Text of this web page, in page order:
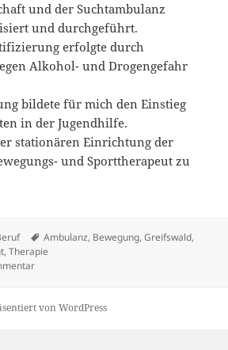
und der Suchtambulanz
und durchgeführt.
erfolgte durch
Alkohol- und Drogengefahr
bildete für mich den Einstieg
in der Jugendhilfe.
stationären Einrichtung der
und Sporttherapeut zu
Schlagwörter
Ambulanz, Bewegung,Greifswald,
,Therapie
zu Bewegungs- und Sporttherapeut
von WordPress